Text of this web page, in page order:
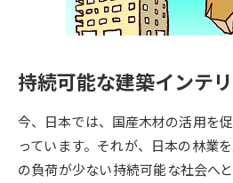
大学入学共通テスト「受験上の
配慮案内」の請求
高
幼稚園教員資格認定試験 小
高等学校（情報）教員資格認定
試験
持続可能な建築インテ
今、日本では、国産木材の活用を
っています。それが、日本の林業
の負荷が少ない持続可能な社会へ